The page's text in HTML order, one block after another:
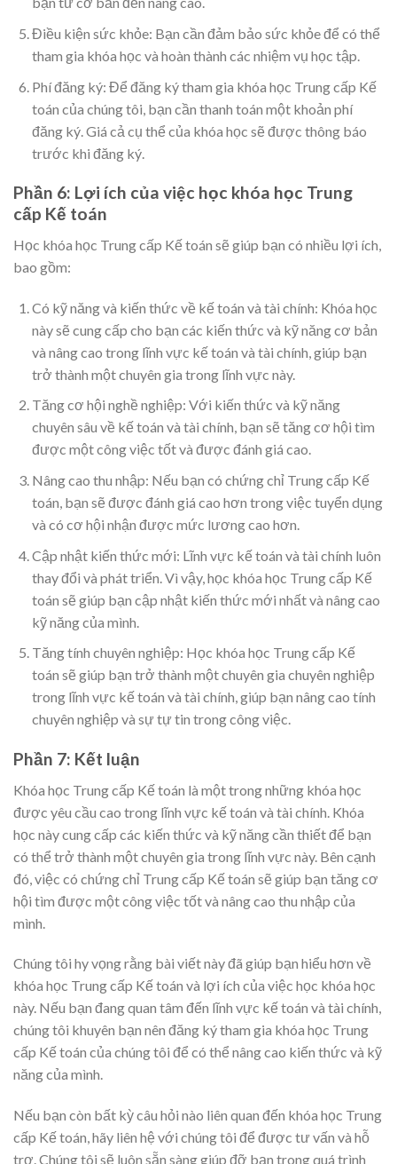
Điều kiện sức khỏe: Bạn cần đảm bảo sức khỏe để có thể
tham gia khóa học và hoàn thành các nhiệm vụ học tập.
Phí đăng ký: Để đăng ký tham gia khóa học Trung cấp Kế
toán của chúng tôi, bạn cần thanh toán một khoản phí
đăng ký. Giá cả cụ thể của khóa học sẽ được thông báo
trước khi đăng ký.
Phần 6: Lợi ích của việc học khóa học Trung
cấp Kế toán
Học khóa học Trung cấp Kế toán sẽ giúp bạn có nhiều lợi ích,
bao gồm:
Có kỹ năng và kiến thức về kế toán và tài chính: Khóa học
này sẽ cung cấp cho bạn các kiến thức và kỹ năng cơ bản
và nâng cao trong lĩnh vực kế toán và tài chính, giúp bạn
trở thành một chuyên gia trong lĩnh vực này.
Tăng cơ hội nghề nghiệp: Với kiến thức và kỹ năng
chuyên sâu về kế toán và tài chính, bạn sẽ tăng cơ hội tìm
được một công việc tốt và được đánh giá cao.
Nâng cao thu nhập: Nếu bạn có chứng chỉ Trung cấp Kế
toán, bạn sẽ được đánh giá cao hơn trong việc tuyển dụng
và có cơ hội nhận được mức lương cao hơn.
Cập nhật kiến thức mới: Lĩnh vực kế toán và tài chính luôn
thay đổi và phát triển. Vì vậy, học khóa học Trung cấp Kế
toán sẽ giúp bạn cập nhật kiến thức mới nhất và nâng cao
kỹ năng của mình.
Tăng tính chuyên nghiệp: Học khóa học Trung cấp Kế
toán sẽ giúp bạn trở thành một chuyên gia chuyên nghiệp
trong lĩnh vực kế toán và tài chính, giúp bạn nâng cao tính
chuyên nghiệp và sự tự tin trong công việc.
Phần 7: Kết luận
Khóa học Trung cấp Kế toán là một trong những khóa học
được yêu cầu cao trong lĩnh vực kế toán và tài chính. Khóa
học này cung cấp các kiến thức và kỹ năng cần thiết để bạn
có thể trở thành một chuyên gia trong lĩnh vực này. Bên cạnh
đó, việc có chứng chỉ Trung cấp Kế toán sẽ giúp bạn tăng cơ
hội tìm được một công việc tốt và nâng cao thu nhập của
mình.
Chúng tôi hy vọng rằng bài viết này đã giúp bạn hiểu hơn về
khóa học Trung cấp Kế toán và lợi ích của việc học khóa học
này. Nếu bạn đang quan tâm đến lĩnh vực kế toán và tài chính,
chúng tôi khuyên bạn nên đăng ký tham gia khóa học Trung
cấp Kế toán của chúng tôi để có thể nâng cao kiến thức và kỹ
năng của mình.
Nếu bạn còn bất kỳ câu hỏi nào liên quan đến khóa học Trung
cấp Kế toán, hãy liên hệ với chúng tôi để được tư vấn và hỗ
trợ. Chúng tôi sẽ luôn sẵn sàng giúp đỡ bạn trong quá trình